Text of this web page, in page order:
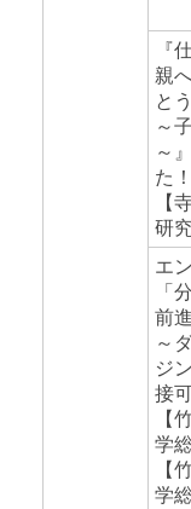
『
親
とう
～
～
た！
研
エ
「
前進
～
ジ
接
学
学